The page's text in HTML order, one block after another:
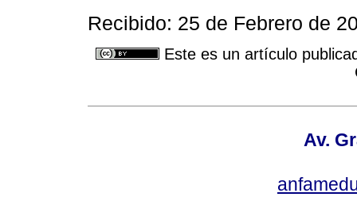
Recibido: 25 de Febrero de
Este es un artículo
Av.